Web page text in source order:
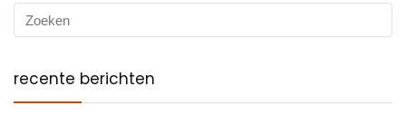
recente berichten